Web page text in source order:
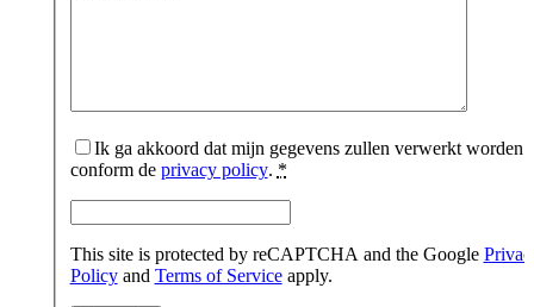
Ik ga akkoord dat mijn gegevens zullen verwerkt worden
conform de privacy policy. *
This site is protected by reCAPTCHA and the Google
Policyand Terms of Serviceapply.